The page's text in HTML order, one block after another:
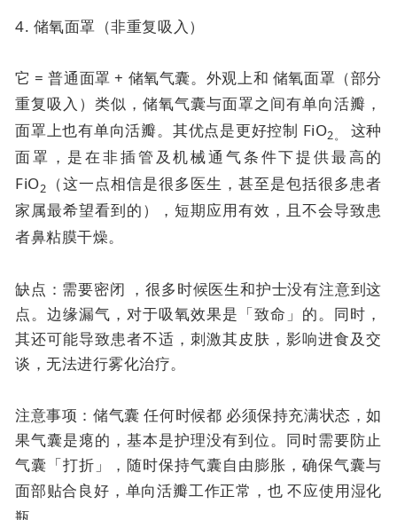
4. 储氧面罩（非重复吸入）
它 = 普通面罩 + 储氧气囊。外观上和 储氧面罩（部分
重复吸入）类似，储氧气囊与面罩之间有单向活瓣，
面罩上也有单向活瓣。其优点是更好控制 FiO2。
这种
面罩，是在非插管及机械通气条件下提供最高的
FiO2
（这一点相信是很多医生，甚至是包括很多患者
家属最希望看到的），短期应用有效，且不会导致患
者鼻粘膜干燥。
缺点：需要密闭 ，很多时候医生和护士没有注意到这
点。边缘漏气，对于吸氧效果是「致命」的。同时，
其还可能导致患者不适，刺激其皮肤，影响进食及交
谈，无法进行雾化治疗。
注意事项：储气囊任何时候都 必须保持充满状态，如
果气囊是瘪的，基本是护理没有到位。同时需要防止
气囊「打折」，随时保持气囊自由膨胀，确保气囊与
面部贴合良好，单向活瓣工作正常，也不应使用湿化